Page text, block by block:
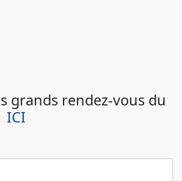
grands rendez-vous du
ICI